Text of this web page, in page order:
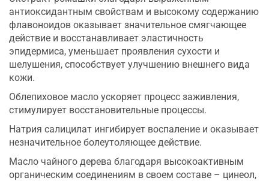
антиоксидантным свойствам и высокому содержанию
флавоноидов оказывает значительное смягчающее
действие и восстанавливает эластичность
эпидермиса, уменьшает проявления сухости и
шелушения, способствует улучшению внешнего вида
кожи.
Облепиховое масло ускоряет процесс заживления,
стимулирует восстановительные процессы.
Натрия салицилат ингибирует воспаление и оказывает
незначительное болеутоляющее действие.
Масло чайного дерева благодаря высокоактивным
органическим соединениям в своем составе – цинеол,